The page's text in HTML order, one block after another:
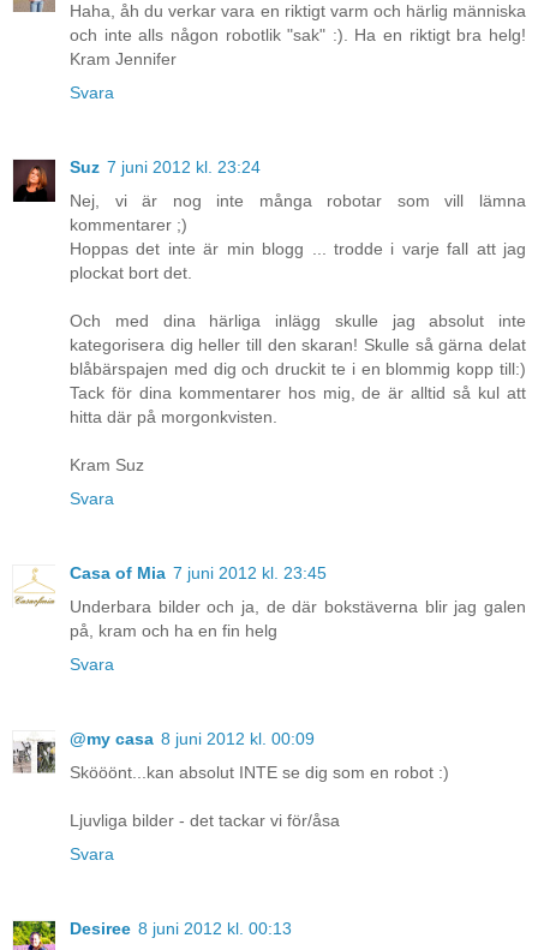
Haha, åh du verkar vara en riktigt varm och härlig människa
och inte alls någon robotlik "sak" :). Ha en riktigt bra helg!
Kram Jennifer
Svara
Suz 7 juni 2012 kl. 23:24
Nej, vi är nog inte många robotar som vill lämna
kommentarer ;)
Hoppas det inte är min blogg ... trodde i varje fall att jag
plockat bort det.
Och med dina härliga inlägg skulle jag absolut inte
kategorisera dig heller till den skaran! Skulle så gärna delat
blåbärspajen med dig och druckit te i en blommig kopp till:)
Tack för dina kommentarer hos mig, de är alltid så kul att
hitta där på morgonkvisten.
Kram Suz
Svara
Casa of Mia 7 juni 2012 kl. 23:45
Underbara bilder och ja, de där bokstäverna blir jag galen
på, kram och ha en fin helg
Svara
@my casa 8 juni 2012 kl. 00:09
Skööönt...kan absolut INTE se dig som en robot :)
Ljuvliga bilder - det tackar vi för/åsa
Svara
Desiree 8 juni 2012 kl. 00:13